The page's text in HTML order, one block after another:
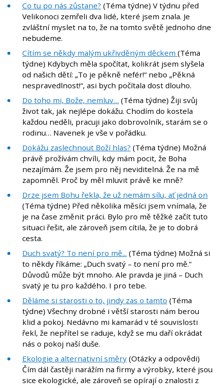
Co tu po nás zůstane? (Téma týdne) V týdnu před
Velikonoci zemřeli dva lidé, které jsem znala. Je
zvláštní myslet na to, že na tomto světě jednoho dne
nebudeme.
Cítím se někdy malým ukřivděným děckem (Téma
týdne) Kdybych měla spočítat, kolikrát jsem slyšela
od našich dětí: „To je pěkně nefér!“ nebo „Pěkná
nespravedlnost!“, asi bych počítala dost dlouho.
Do toho mi, Bože, nemluv… (Téma týdne) Žiji svůj
život tak, jak nejlépe dokážu. Chodím do kostela
každou neděli, pracuji jako dobrovolník, starám se o
rodinu… Navenek je vše v pořádku.
Dokážu zaslechnout Boží hlas? (Téma týdne) Možná
právě prožívám chvíli, kdy mám pocit, že Boha
nezajímám. Že jsem pro něj neviditelná. Že na mě
zapomněl. Proč by měl mluvit právě ke mně?
Drze jsem Bohu řekla, že už nemám sílu, ať jedná on
(Téma týdne) Před několika měsíci jsem vnímala, že
je na čase změnit práci. Bylo pro mě těžké začít tuto
situaci řešit, ale zároveň jsem cítila, že je to dobrá
cesta.
Duch svatý? To není pro mě... (Téma týdne) Možná si
to někdy říkáme: „Duch svatý – to není pro mě.“
Důvodů může být mnoho. Ale pravda je jiná – Duch
svatý je tu pro každého. I pro tebe.
Děláme si starosti o to, jindy zas o tamto (Téma
týdne) Všechny drobné i větší starosti nám berou
klid a pokoj. Nedávno mi kamarád v té souvislosti
řekl, že nepřítel se raduje, když se mu daří okrádat
nás o pokoj naší duše.
Ekologie a alternativní směry (Otázky a odpovědi)
Čím dál častěji narážím na firmy a výrobky, které jsou
sice ekologické, ale zároveň se opírají o znalosti z